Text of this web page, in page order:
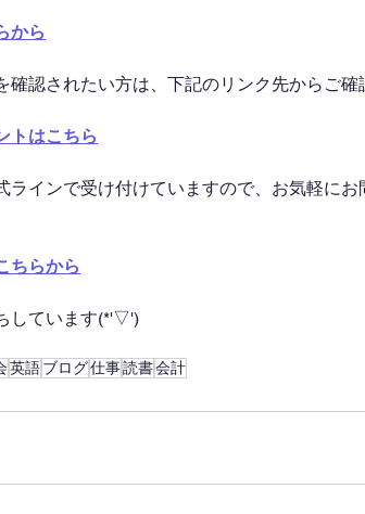
から
確認されたい方は、下記のリンク先からご確
トはこちら
ラインで受け付けていますので、お気軽に
ちらから
しています(*'▽')
英語ブログ仕事読書会計